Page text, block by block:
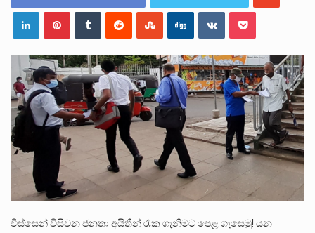
බන්ධනාගාර රැදවියන් 1,021 දෙනෙකු ඉකුත් වසර පහක කාලය තුලදී (2020 ජනවාරි 01 සිට 2025 දෙසැම්බර්…
දිවයින පුරා පිහිටි බන්ධනාගාරවල පවතින දැඩි තදබදය හේතුවෙන් බන්ධනාගාර පද්ධතිය තුළ දැඩි අවදානම් තත්ත්වයක් නිර්මාණය…
නව පරිසර පනත යටතේ ශබ්ද දූෂණය සම්බන්ධයෙන් කටයුතු කිරීමට නව රෙගුලාසි ගෙන ඒමට මධ්‍යම පරිසර…
විස්සෙන් විසිවන ජනතා අයිතීන් රැක ගැනීමට පෙළ ගැසෙමු! යන